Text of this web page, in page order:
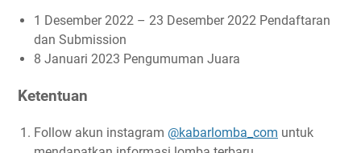
1 Desember 2022 – 23 Desember 2022 Pendaftaran
dan Submission
8 Januari 2023 Pengumuman Juara
Ketentuan
Follow akun instagram @kabarlomba_com untuk